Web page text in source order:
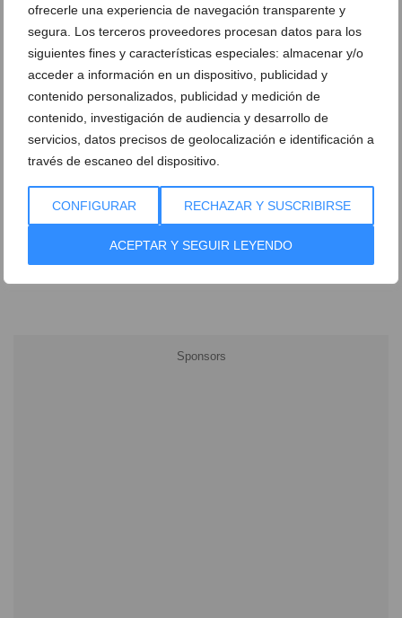
ofrecerle una experiencia de navegación transparente y
segura. Los terceros proveedores procesan datos para los
siguientes fines y características especiales: almacenar y/o
acceder a información en un dispositivo, publicidad y
contenido personalizados, publicidad y medición de
contenido, investigación de audiencia y desarrollo de
servicios, datos precisos de geolocalización e identificación a
través de escaneo del dispositivo.
CONFIGURAR RECHAZAR Y SUSCRIBIRSE
ACEPTAR Y SEGUIR LEYENDO
Newsletter